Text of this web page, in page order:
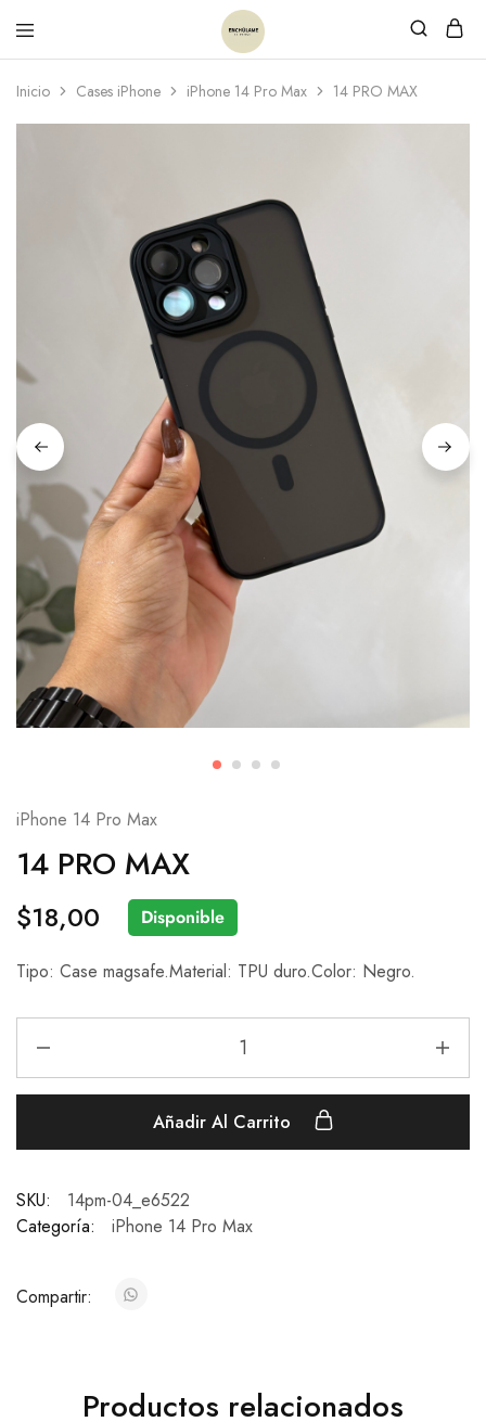
Inicio Cases iPhone iPhone 14 Pro Max 14 PRO MAX
iPhone 14 Pro Max
14 PRO MAX
$18,00 Disponible
Tipo: Case magsafe.Material: TPU duro.Color: Negro.
Añadir Al Carrito
SKU:
14pm-04_e6522
Categoría:
iPhone 14 Pro Max
Compartir:
Productos relacionados